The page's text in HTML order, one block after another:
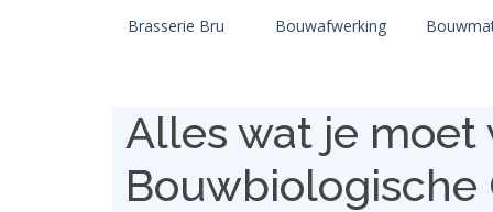
Brasserie Bru Bouwafwerking
Alles wat je moet